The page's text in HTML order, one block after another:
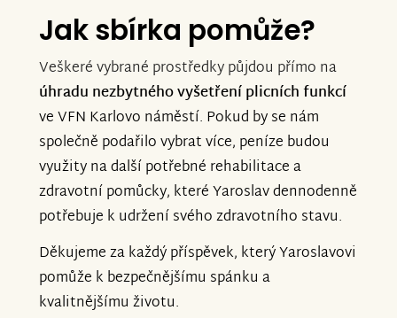
Jak sbírka pomůže?
Veškeré vybrané prostředky půjdou přímo na
úhradu nezbytného vyšetření plicních funkcí
ve VFN Karlovo náměstí. Pokud by se nám
společně podařilo vybrat více, peníze budou
využity na další potřebné rehabilitace a
zdravotní pomůcky, které Yaroslav dennodenně
potřebuje k udržení svého zdravotního stavu.
Děkujeme za každý příspěvek, který Yaroslavovi
pomůže k bezpečnějšímu spánku a
kvalitnějšímu životu.